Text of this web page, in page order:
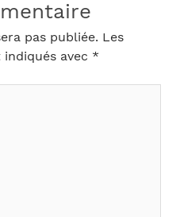
pas publiée. Les
avec *